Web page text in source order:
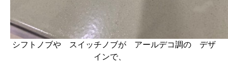
シフトノブや スイッチノブが アールデコ調の デザ
インで、